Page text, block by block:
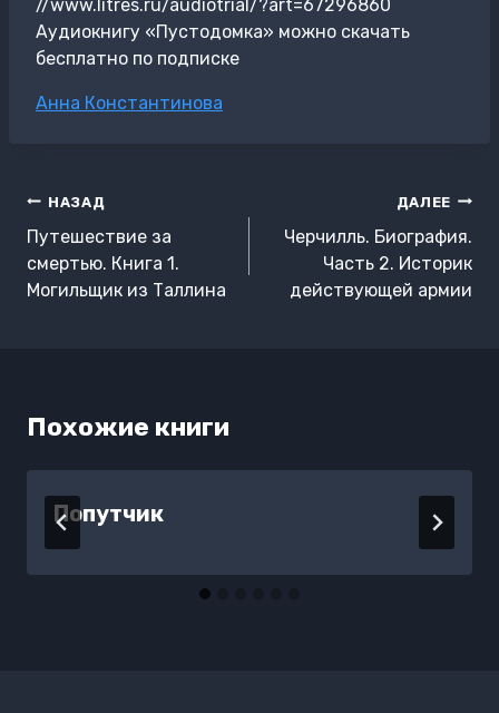
//www.litres.ru/audiotrial/?art=67296860
Аудиокнигу «Пустодомка» можно скачать
бесплатно по подписке
Метки
Анна Константинова
Навигация
по
записям
НАЗАД
Путешествие за
смертью. Книга 1.
Mогильщик из Таллина
ДАЛЕЕ
Черчилль. Биография.
Часть 2. Историк
действующей армии
Похожие книги
Попутчик